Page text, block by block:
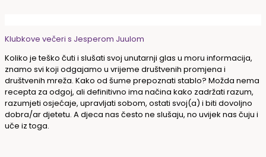
Klubkove večeri s Jesperom Juulom
Koliko je teško čuti i slušati svoj unutarnji glas u moru informacija,
znamo svi koji odgajamo u vrijeme društvenih promjena i
društvenih mreža. Kako od šume prepoznati stablo? Možda nema
recepta za odgoj, ali definitivno ima načina kako zadržati razum,
razumjeti osjećaje, upravljati sobom, ostati svoj(a) i biti dovoljno
dobra/ar djetetu. A djeca nas često ne slušaju, no uvijek nas čuju i
uče iz toga.